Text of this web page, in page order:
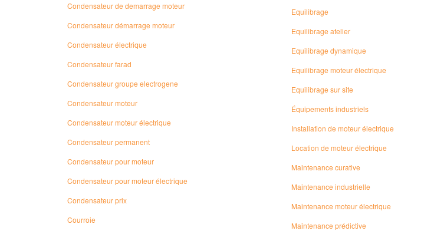
Condensateur de demarrage moteur
Condensateur démarrage moteur
Condensateur électrique
Condensateur farad
Condensateur groupe electrogene
Condensateur moteur
Condensateur moteur électrique
Condensateur permanent
Condensateur pour moteur
Condensateur pour moteur électrique
Condensateur prix
Courroie
Equilibrage
Equilibrage atelier
Equilibrage dynamique
Equilibrage moteur électrique
Equilibrage sur site
Équipements industriels
Installation de moteur électrique
Location de moteur électrique
Maintenance curative
Maintenance industrielle
Maintenance moteur électrique
Maintenance prédictive